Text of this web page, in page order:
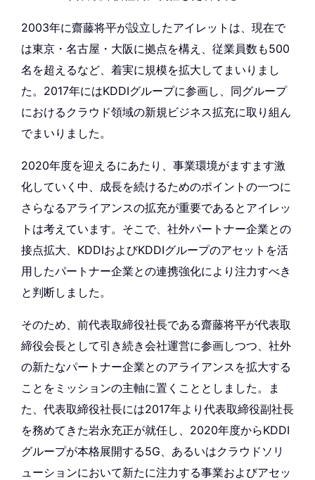
2003年に齋藤将平が設立したアイレットは、現在で
は東京・名古屋・大阪に拠点を構え、従業員数も500
名を超えるなど、着実に規模を拡大してまいりまし
た。2017年にはKDDIグループに参画し、同グループ
におけるクラウド領域の新規ビジネス拡充に取り組ん
でまいりました。
2020年度を迎えるにあたり、事業環境がますます激
化していく中、成長を続けるためのポイントの一つに
さらなるアライアンスの拡充が重要であるとアイレッ
トは考えています。そこで、社外パートナー企業との
接点拡⼤、KDDIおよびKDDIグループのアセットを活
用したパートナー企業との連携強化により注力すべき
と判断しました。
そのため、前代表取締役社長である齋藤将平が代表取
締役会長として引き続き会社運営に参画しつつ、社外
の新たなパートナー企業とのアライアンスを拡大する
ことをミッションの主軸に置くこととしました。ま
た、代表取締役社長には2017年より代表取締役副社長
を務めてきた岩永充正が就任し、2020年度からKDDI
グループが本格展開する5G、あるいはクラウドソリ
ューションにおいて新たに注力する事業およびアセッ